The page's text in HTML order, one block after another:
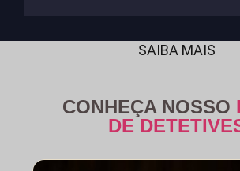
SAIBA MAIS
CONHEÇA NOSSO
DE